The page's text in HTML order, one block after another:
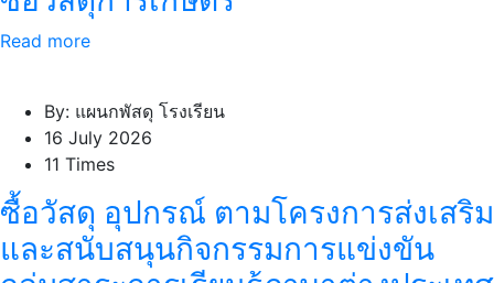
Read more
By: แผนกพัสดุ โรงเรียน
16 July 2026
11 Times
ซื้อวัสดุ อุปกรณ์ ตามโครงการส่งเสริม
และสนับสนุนกิจกรรมการแข่งขัน